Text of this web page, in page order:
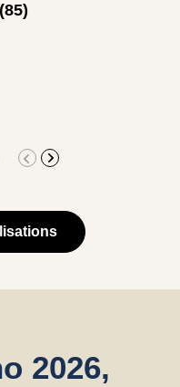
2026,